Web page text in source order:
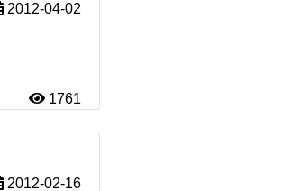
2012-04-02
1761
2012-02-16